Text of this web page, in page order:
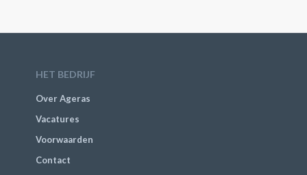
HET BEDRIJF
Over Ageras
Vacatures
Voorwaarden
Contact